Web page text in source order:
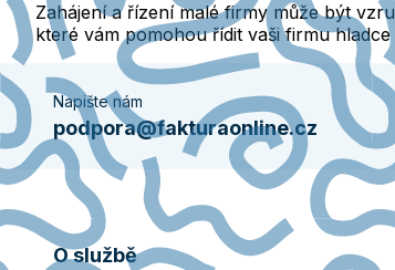
Zahájení a řízení malé firmy může být
které vám pomohou řídit vaši firmu hladce
Napište nám
podpora@fakturaonline.cz
O službě